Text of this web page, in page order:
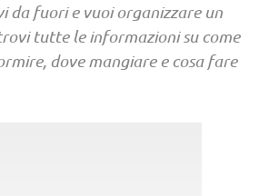
da fuori e vuoi organizzare un
tutte le informazioni su come
dove mangiare e cosa fare